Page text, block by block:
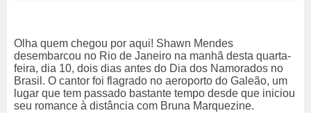
Olha quem chegou por aqui! Shawn Mendes
desembarcou no Rio de Janeiro na manhã desta quarta-
feira, dia 10, dois dias antes do Dia dos Namorados no
Brasil. O cantor foi flagrado no aeroporto do Galeão, um
lugar que tem passado bastante tempo desde que iniciou
seu romance à distância com Bruna Marquezine.